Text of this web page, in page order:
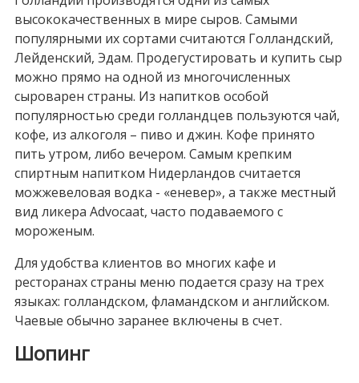
высококачественных в мире сыров. Самыми
популярными их сортами считаются Голландский,
Лейденский, Эдам. Продегустировать и купить сыр
можно прямо на одной из многочисленных
сыроварен страны. Из напитков особой
популярностью среди голландцев пользуются чай,
кофе, из алкоголя – пиво и джин. Кофе принято
пить утром, либо вечером. Самым крепким
спиртным напитком Нидерландов считается
можжевеловая водка - «еневер», а также местный
вид ликера Advocaat, часто подаваемого с
мороженым.
Для удобства клиентов во многих кафе и
ресторанах страны меню подается сразу на трех
языках: голландском, фламандском и английском.
Чаевые обычно заранее включены в счет.
Шопинг